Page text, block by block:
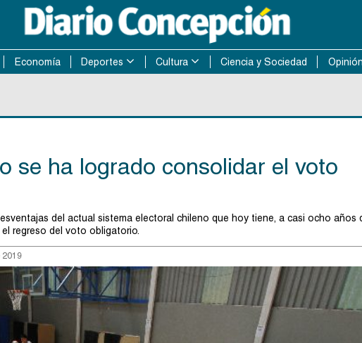
Economía Deportes Cultura Ciencia y Sociedad
se ha logrado consolidar el voto
del actual sistema electoral chileno que hoy tiene, a casi ocho años
regreso del voto obligatorio.
2019